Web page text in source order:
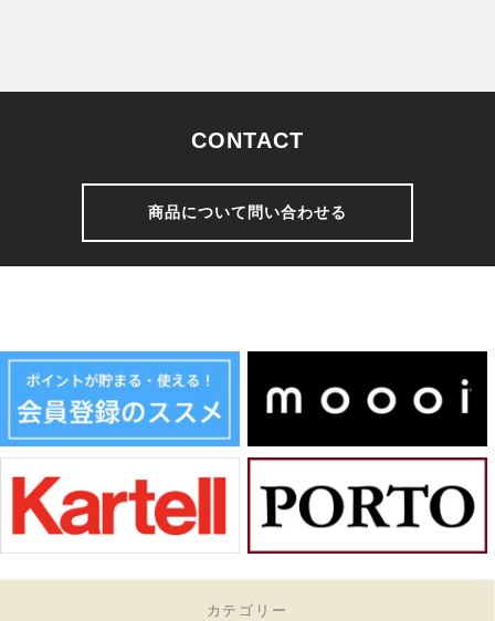
CONTACT
商品について問い合わせる
カテゴリー